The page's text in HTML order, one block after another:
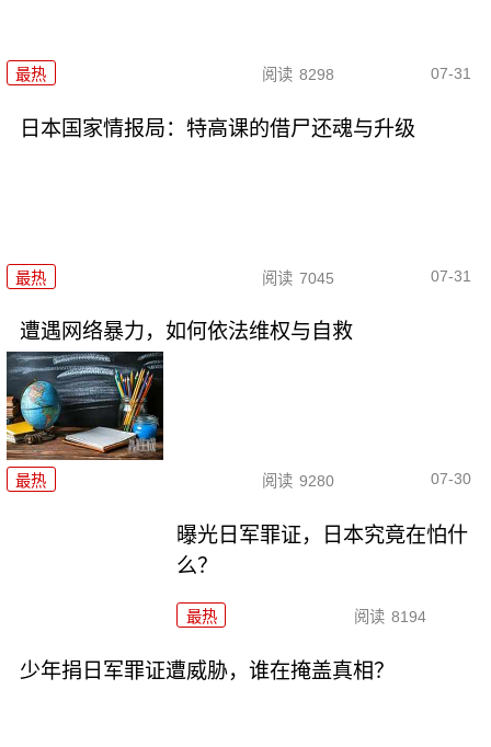
最热 阅读 8298 07-31
日本国家情报局：特高课的借尸还魂与升级
最热 阅读 7045 07-31
遭遇网络暴力，如何依法维权与自救
最热 阅读 9280 07-30
曝光日军罪证，日本究竟在怕什
么？
最热 阅读 8194
少年捐日军罪证遭威胁，谁在掩盖真相？